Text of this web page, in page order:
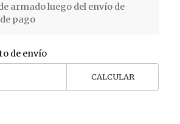
armado luego del envío de
pago
de envío
CALCULAR